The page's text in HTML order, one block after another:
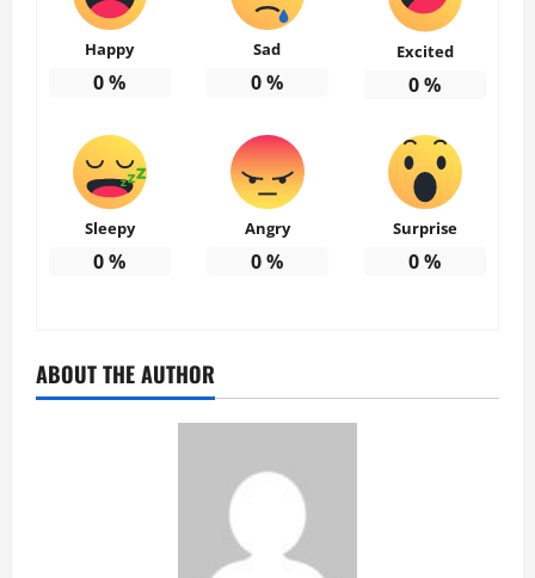
Happy
0%
Sad
0%
Excited
0%
Sleepy
0%
Angry
0%
Surprise
0%
ABOUT THE AUTHOR